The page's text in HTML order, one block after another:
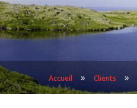
Accueil » Clients »